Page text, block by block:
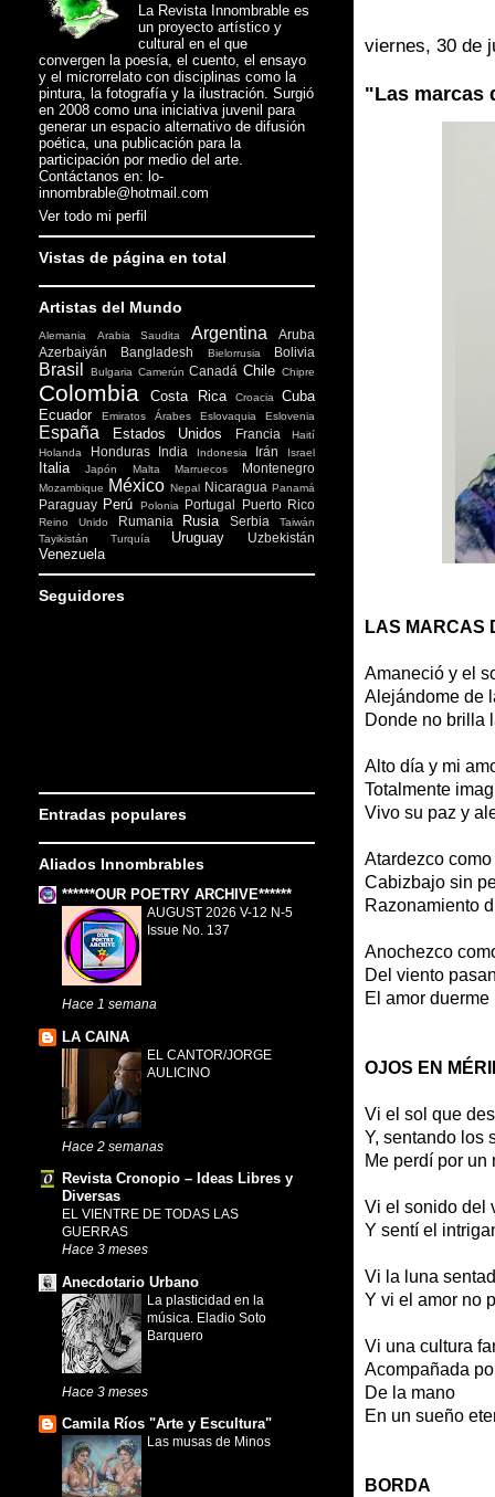
viernes, 30 de
"Las marcas
LAS MARCAS
Amaneció y el
Alejándome de
Donde no brilla
Alto día y mi
Totalmente
Vivo su paz y
Atardezco
Cabizbajo sin
Razonamiento
Anochezco
Del viento
El amor
OJOS EN
Vi el sol que
Y, sentando los
Me perdí por un
Vi el sonido del
Y sentí el
Vi la luna
Y vi el amor no
Vi una cultura
Acompañada
De la mano
En un sueño
BORDA
La Revista Innombrable es
un proyecto artístico y
cultural en el que
convergen la poesía, el cuento, el ensayo
y el microrrelato con disciplinas como la
pintura, la fotografía y la ilustración. Surgió
en 2008 como una iniciativa juvenil para
generar un espacio alternativo de difusión
poética, una publicación para la
participación por medio del arte.
Contáctanos en: lo-
innombrable@hotmail.com
Ver todo mi perfil
Vistas de página en total
Artistas del Mundo
Alemania Arabia Saudita Argentina
Aruba
Azerbaiyán
Bangladesh Bielorrusia Bolivia
Brasil Bulgaria Camerún Canadá Chile Chipre
Colombia Costa Rica Croacia
Cuba
Ecuador
Emiratos Árabes Eslovaquia Eslovenia
España Estados Unidos Francia
Haití
Holanda
Honduras India Indonesia Irán Israel
Italia Japón Malta Marruecos Montenegro
Mozambique México Nepal Nicaragua Panamá
Paraguay Perú Polonia Portugal Puerto Rico
Reino Unido Rumania Rusia Serbia
Taiwán
Tayikistán
Turquía Uruguay Uzbekistán
Venezuela
Seguidores
Entradas populares
Aliados Innombrables
******OUR POETRY ARCHIVE******
AUGUST 2026 V-12 N-5
Issue No. 137
Hace 1 semana
LA CAINA
EL CANTOR/JORGE
AULICINO
Hace 2 semanas
Revista Cronopio – Ideas Libres y
Diversas
EL VIENTRE DE TODAS LAS
GUERRAS
Hace 3 meses
Anecdotario Urbano
La plasticidad en la
música. Eladio Soto
Barquero
Hace 3 meses
Camila Ríos "Arte y Escultura"
Las musas de Minos